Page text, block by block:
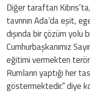
Diğer taraftan
tavrının Ada’da eşit,
dışında bir çözüm yolu
Cumhurbaşkanımız
eğitimi vermekten
Rumların yaptığı her
göstermektedir.” diye